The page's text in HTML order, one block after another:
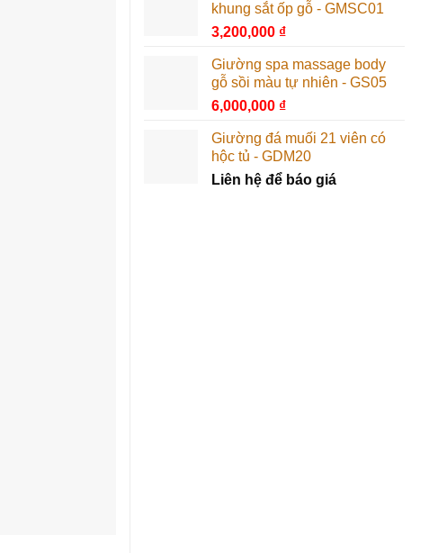
khung sắt ốp gỗ - GMSC01
3,200,000 ₫
Giường spa massage body
gỗ sồi màu tự nhiên - GS05
6,000,000 ₫
Giường đá muối 21 viên có
hộc tủ - GDM20
Liên hệ để báo giá